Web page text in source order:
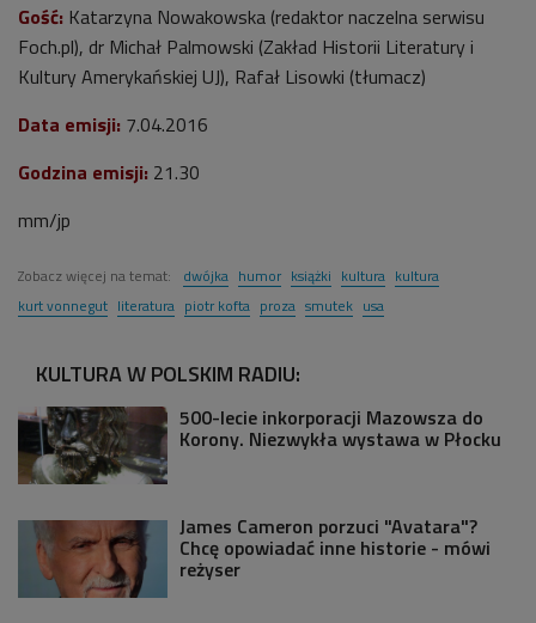
Gość: Katarzyna Nowakowska (redaktor naczelna serwisu
Foch.pl), dr Michał Palmowski (Zakład Historii Literatury i
Kultury Amerykańskiej UJ), Rafał Lisowki (tłumacz)
Data emisji: 7.04.2016
Godzina emisji: 21.30
mm/jp
Zobacz więcej na temat: dwójka humor książki kultura kultura
kurt vonnegut literatura piotr kofta proza smutek usa
KULTURA W POLSKIM RADIU:
500-lecie inkorporacji Mazowsza do
Korony. Niezwykła wystawa w Płocku
James Cameron porzuci "Avatara"?
Chcę opowiadać inne historie - mówi
reżyser